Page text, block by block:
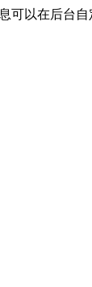
可以在后台自